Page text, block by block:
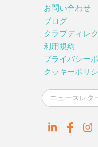
お問い合わせ
ブログ
クラブディレ
利用規約
プライバシー
クッキーポリ